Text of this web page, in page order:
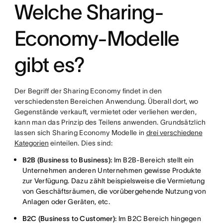
Welche Sharing-
Economy-Modelle
gibt es?
Der Begriff der Sharing Economy findet in den
verschiedensten Bereichen Anwendung. Überall dort, wo
Gegenstände verkauft, vermietet oder verliehen werden,
kann man das Prinzip des Teilens anwenden. Grundsätzlich
lassen sich Sharing Economy Modelle in drei verschiedene
Kategorien einteilen. Dies sind:
B2B (Business to Business): Im B2B-Bereich stellt ein
Unternehmen anderen Unternehmen gewisse Produkte
zur Verfügung. Dazu zählt beispielsweise die Vermietung
von Geschäftsräumen, die vorübergehende Nutzung von
Anlagen oder Geräten, etc.
B2C (Business to Customer): Im B2C Bereich hingegen